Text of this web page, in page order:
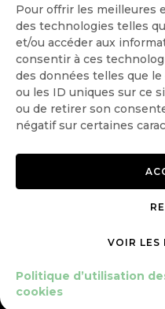
Pour offrir les meilleures
des technologies telles
et/ou accéder aux
consentir à ces
des données telles que
ou les ID uniques sur ce
ou de retirer son
négatif sur certaines
VOIR LES
Politique d’utilisation
cookies
Quotidienne
Hebdo
OK